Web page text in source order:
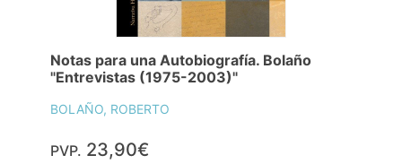
Notas para una Autobiografía. Bolaño
"Entrevistas (1975-2003)"
BOLAÑO, ROBERTO
PVP. 23,90€